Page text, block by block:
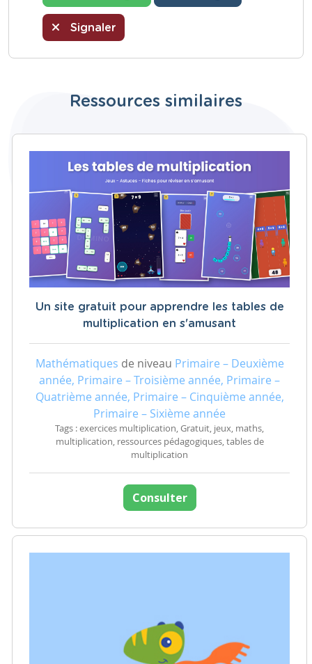
Signaler
Ressources similaires
Un site gratuit pour apprendre les tables de
multiplication en s'amusant
Mathématiques de niveau Primaire – Deuxième
année, Primaire – Troisième année, Primaire –
Quatrième année, Primaire – Cinquième année,
Primaire – Sixième année
Tags : exercices multiplication, Gratuit, jeux, maths,
multiplication, ressources pédagogiques, tables de
multiplication
Consulter